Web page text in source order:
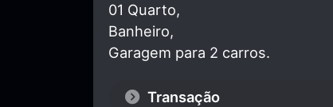
01 Quarto,
Banheiro,
Garagem para 2 carros.
Transação